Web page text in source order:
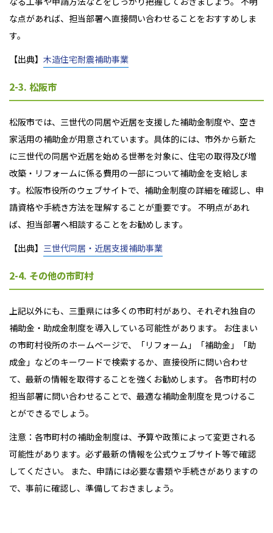
な点があれば、担当部署へ直接問い合わせることをおすすめしま
す。
【出典】 木造住宅耐震補助事業
2-3. 松阪市
松阪市では、三世代の同居や近居を支援した補助金制度や、空き
家活用の補助金が用意されています。具体的には、市外から新た
に三世代の同居や近居を始める世帯を対象に、住宅の取得及び増
改築・リフォームに係る費用の一部について補助金を支給しま
す。松阪市役所のウェブサイトで、補助金制度の詳細を確認し、申
請資格や手続き方法を理解することが重要です。 不明点があれ
ば、担当部署へ相談することをお勧めします。
【出典】 三世代同居・近居支援補助事業
2-4. その他の市町村
上記以外にも、三重県には多くの市町村があり、それぞれ独自の
補助金・助成金制度を導入している可能性があります。 お住まい
の市町村役所のホームページで、「リフォーム」「補助金」「助
成金」などのキーワードで検索するか、直接役所に問い合わせ
て、最新の情報を取得することを強くお勧めします。 各市町村の
担当部署に問い合わせることで、最適な補助金制度を見つけるこ
とができるでしょう。
注意：各市町村の補助金制度は、予算や政策によって変更される
可能性があります。必ず最新の情報を公式ウェブサイト等で確認
してください。 また、申請には必要な書類や手続きがありますの
で、事前に確認し、準備しておきましょう。